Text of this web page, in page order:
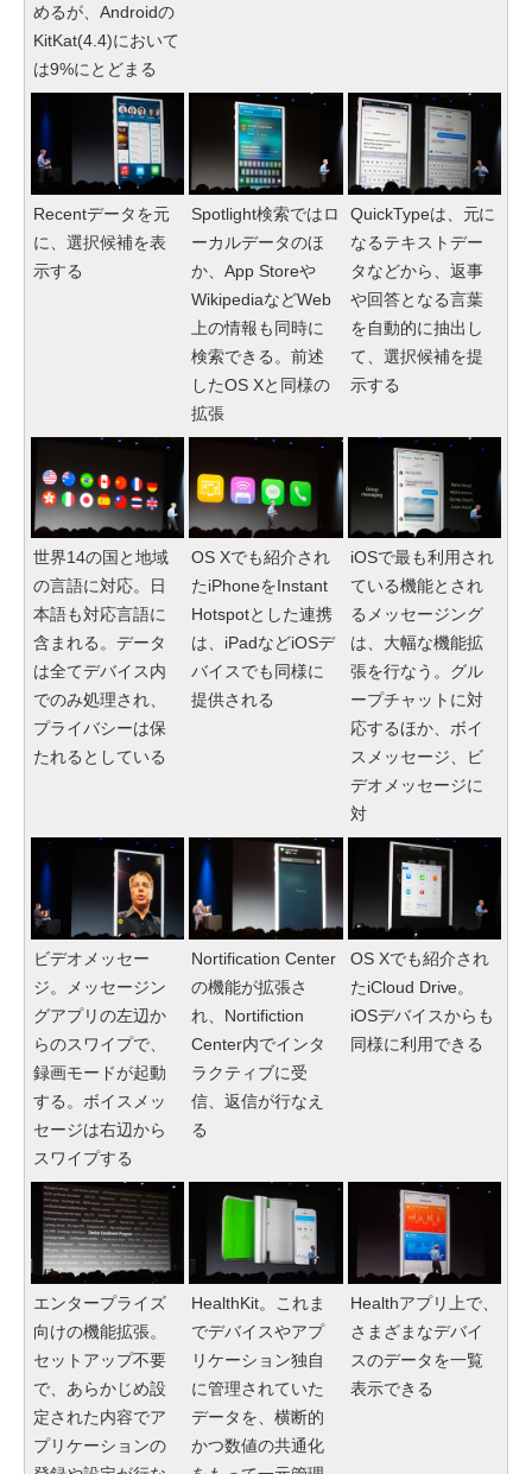
めるが、Androidの
KitKat(4.4)において
は9%にとどまる
Recentデータを元
に、選択候補を表
示する
Spotlight検索ではロ
ーカルデータのほ
か、App Storeや
WikipediaなどWeb
上の情報も同時に
検索できる。前述
したOS Xと同様の
拡張
QuickTypeは、元に
なるテキストデー
タなどから、返事
や回答となる言葉
を自動的に抽出し
て、選択候補を提
示する
世界14の国と地域
の言語に対応。日
本語も対応言語に
含まれる。データ
は全てデバイス内
でのみ処理され、
プライバシーは保
たれるとしている
OS Xでも紹介され
たiPhoneをInstant
Hotspotとした連携
は、iPadなどiOSデ
バイスでも同様に
提供される
iOSで最も利用され
ている機能とされ
るメッセージング
は、大幅な機能拡
張を行なう。グル
ープチャットに対
応するほか、ボイ
スメッセージ、ビ
デオメッセージに
対
ビデオメッセー
ジ。メッセージン
グアプリの左辺か
らのスワイプで、
録画モードが起動
する。ボイスメッ
セージは右辺から
スワイプする
Nortification Center
の機能が拡張さ
れ、Nortifiction
Center内でインタ
ラクティブに受
信、返信が行なえ
る
OS Xでも紹介され
たiCloud Drive。
iOSデバイスからも
同様に利用できる
エンタープライズ
向けの機能拡張。
セットアップ不要
で、あらかじめ設
定された内容でア
プリケーションの
HealthKit。これま
でデバイスやアプ
リケーション独自
に管理されていた
データを、横断的
かつ数値の共通化
Healthアプリ上で、
さまざまなデバイ
スのデータを一覧
表示できる